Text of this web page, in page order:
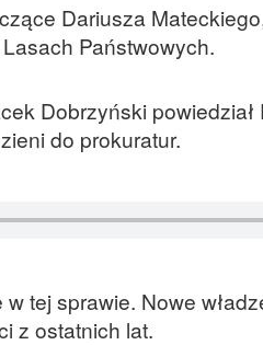
Dariusza
Państwowych.
Dobrzyński
do prokuratur.
tej sprawie. Nowe
z ostatnich lat.